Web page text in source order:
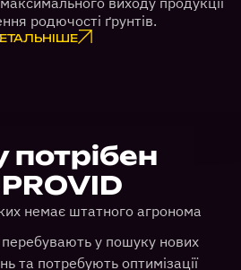
родючості ґрунтів.
потрібен
немає штатного агронома
перебувають у пошуку нових
та потребують оптимізації